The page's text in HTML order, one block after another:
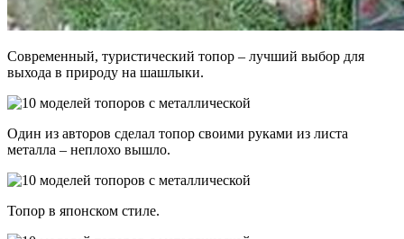
Современный, туристический топор – лучший выбор для
выхода в природу на шашлыки.
Один из авторов сделал топор своими руками из листа
металла – неплохо вышло.
Топор в японском стиле.